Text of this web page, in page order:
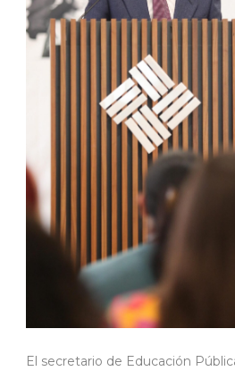
El secretario de Educación